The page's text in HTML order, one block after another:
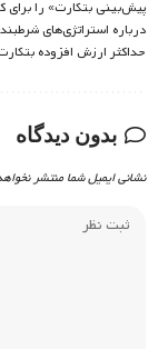
پیش‌بینی بتکارت» را برای
درباره استراتژی‌های
حداکثر ارزش افزوده
بدون دیدگاه
نشانی ایمیل شما منتشر